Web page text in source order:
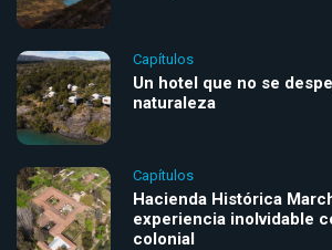
Capítulos
Un hotel que no se
naturaleza
Capítulos
Hacienda Histórica
experiencia inolvidable
colonial